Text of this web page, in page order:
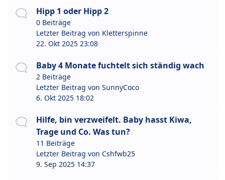
Hipp 1 oder Hipp 2
0 Beiträge
Letzter Beitrag von Kletterspinne
22. Okt 2025 23:08
Baby 4 Monate fuchtelt sich ständig wach
2 Beiträge
Letzter Beitrag von SunnyCoco
6. Okt 2025 18:02
Hilfe, bin verzweifelt. Baby hasst Kiwa,
Trage und Co. Was tun?
11 Beiträge
Letzter Beitrag von Cshfwb25
9. Sep 2025 14:37